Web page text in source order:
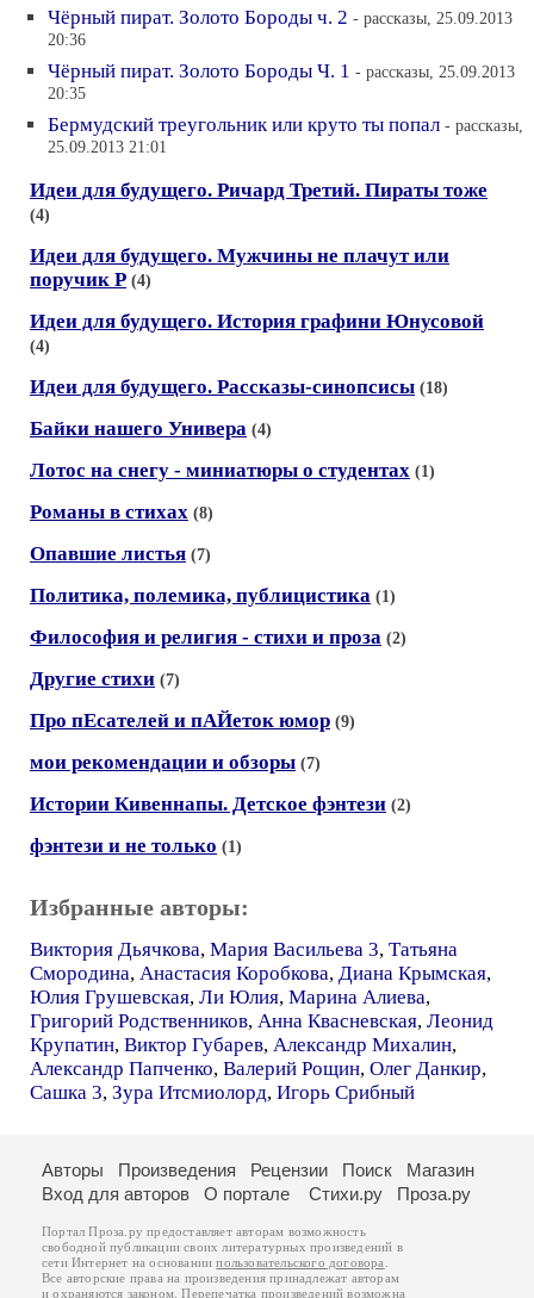
Чёрный пират. Золото Бороды ч. 2 - рассказы, 25.09.2013
20:36
Чёрный пират. Золото Бороды Ч. 1 - рассказы, 25.09.2013
20:35
Бермудский треугольник или круто ты попал - рассказы,
25.09.2013 21:01
Идеи для будущего. Ричард Третий. Пираты тоже
(4)
Идеи для будущего. Мужчины не плачут или
поручик Р (4)
Идеи для будущего. История графини Юнусовой
(4)
Идеи для будущего. Рассказы-синопсисы (18)
Байки нашего Универа (4)
Лотос на снегу - миниатюры о студентах (1)
Романы в стихах (8)
Опавшие листья (7)
Политика, полемика, публицистика (1)
Философия и религия - стихи и проза (2)
Другие стихи (7)
Про пЕсателей и пАЙеток юмор (9)
мои рекомендации и обзоры (7)
Истории Кивеннапы. Детское фэнтези (2)
фэнтези и не только (1)
Избранные авторы:
Виктория Дьячкова, Мария Васильева 3, Татьяна
Смородина, Анастасия Коробкова, Диана Крымская,
Юлия Грушевская, Ли Юлия, Марина Алиева,
Григорий Родственников, Анна Квасневская, Леонид
Крупатин, Виктор Губарев, Александр Михалин,
Александр Папченко, Валерий Рощин, Олег Данкир,
Сашка 3, Зура Итсмиолорд, Игорь Срибный
Авторы Произведения Рецензии Поиск
Магазин
Вход для авторов
О портале Стихи.ру Проза.ру
Портал Проза.ру предоставляет авторам возможность
свободной публикации своих литературных произведений в
сети Интернет на основаниипользовательского договора
Все авторские права на произведения принадлежат авторам
и охраняются законом . Перепечатка произведений возможна